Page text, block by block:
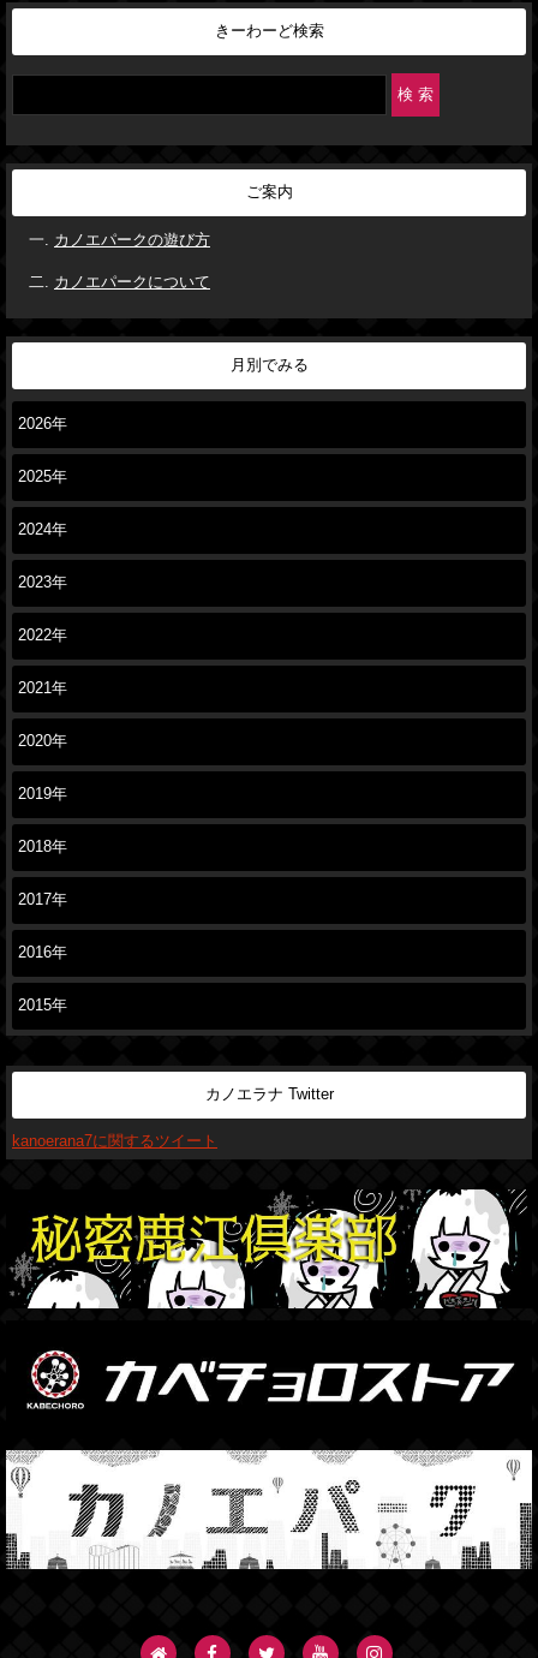
きーわーど検索
ご案内
カノエパークの遊び方
カノエパークについて
月別でみる
2026年
2025年
2024年
2023年
2022年
2021年
2020年
2019年
2018年
2017年
2016年
2015年
カノエラナ Twitter
kanoerana7に関するツイート